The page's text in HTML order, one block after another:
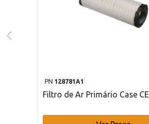
PN 128781A1
Filtro de Ar Primário Case CE